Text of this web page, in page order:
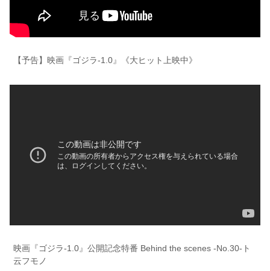
【予告】映画『ゴジラ-1.0』《大ヒット上映中》
映画『ゴジラ-1.0』公開記念特番 Behind the scenes -No.30-ト
云フモノ